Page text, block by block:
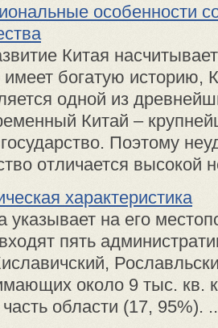
особенности
Китая
имеет богатую историю,
одной из
Китай –
Поэтому
отличается высокой
характеристика
указывает на его
пять
около 9 тыс. кв.
области (17, 95%).